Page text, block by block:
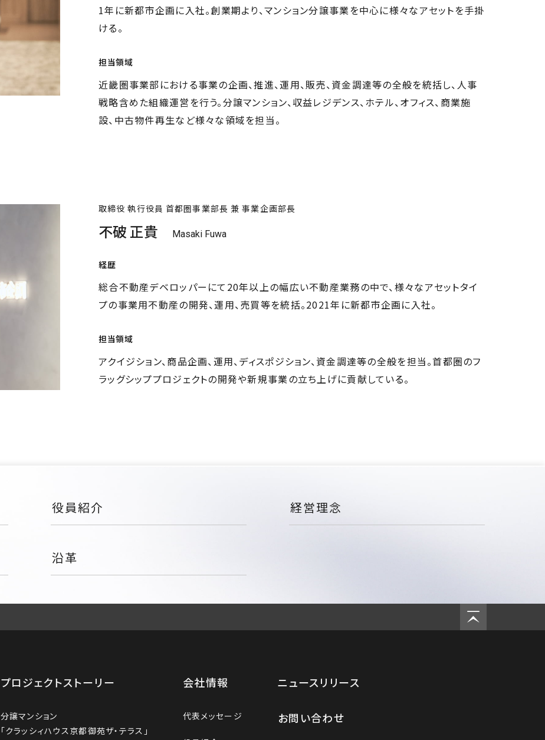
1年に新都市企画に入社。創業期より、マンション分譲事業を中心に様々なアセットを手掛
ける。
担当領域
近畿圏事業部における事業の企画、推進、運用、販売、資金調達等の全般を統括し、人事
戦略含めた組織運営を行う。分譲マンション、収益レジデンス、ホテル、オフィス、商業施
設、中古物件再生など様々な領域を担当。
取締役 執行役員 首都圏事業部長 兼 事業企画部長
不破 正貴 Masaki Fuwa
経歴
総合不動産デベロッパーにて20年以上の幅広い不動産業務の中で、様々なアセットタイ
プの事業用不動産の開発、運用、売買等を統括。2021年に新都市企画に入社。
担当領域
アクイジション、商品企画、運用、ディスポジション、資金調達等の全般を担当。首都圏のフ
ラッグシッププロジェクトの開発や新規事業の立ち上げに貢献している。
役員紹介 経営理念
沿革
プロジェクトストーリー
分譲マンション
「クラッシィハウス京都御苑ザ・テラス」
会社情報
代表メッセージ
ニュースリリース
お問い合わせ